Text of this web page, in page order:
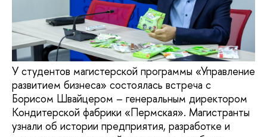
У студентов магистерской программы «Управление
развитием бизнеса» состоялась встреча с
Борисом Швайцером – генеральным директором
Кондитерской фабрики «Пермская». Магистранты
узнали об истории предприятия, разработке и